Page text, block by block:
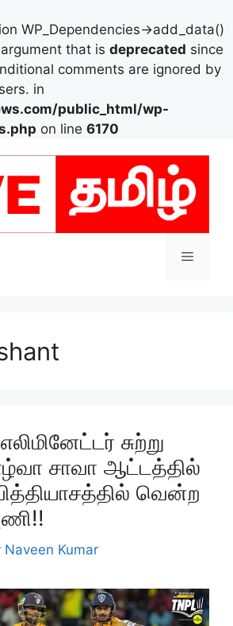
WP_Dependencies->add_data()
that is deprecated since
comments are ignored by
in
public_html/wp-
on line 6170
Menu
சுற்று
சாவா ஆட்டத்தில்
வென்ற
Naveen Kumar